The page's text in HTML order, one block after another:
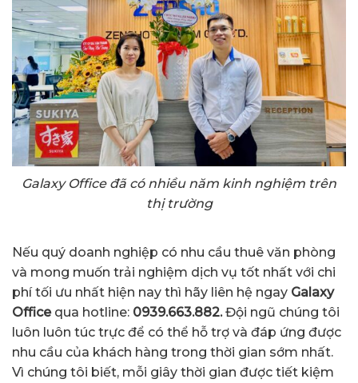
Galaxy Office đã có nhiều năm kinh nghiệm trên
thị trường
Nếu quý doanh nghiệp có nhu cầu thuê văn phòng
và mong muốn trải nghiệm dịch vụ tốt nhất với chi
phí tối ưu nhất hiện nay thì hãy liên hệ ngay Galaxy
Officequa hotline: 0939.663.882.Đội ngũ chúng tôi
luôn luôn túc trực để có thể hỗ trợ và đáp ứng được
nhu cầu của khách hàng trong thời gian sớm nhất.
Vì chúng tôi biết, mỗi giây thời gian được tiết kiệm